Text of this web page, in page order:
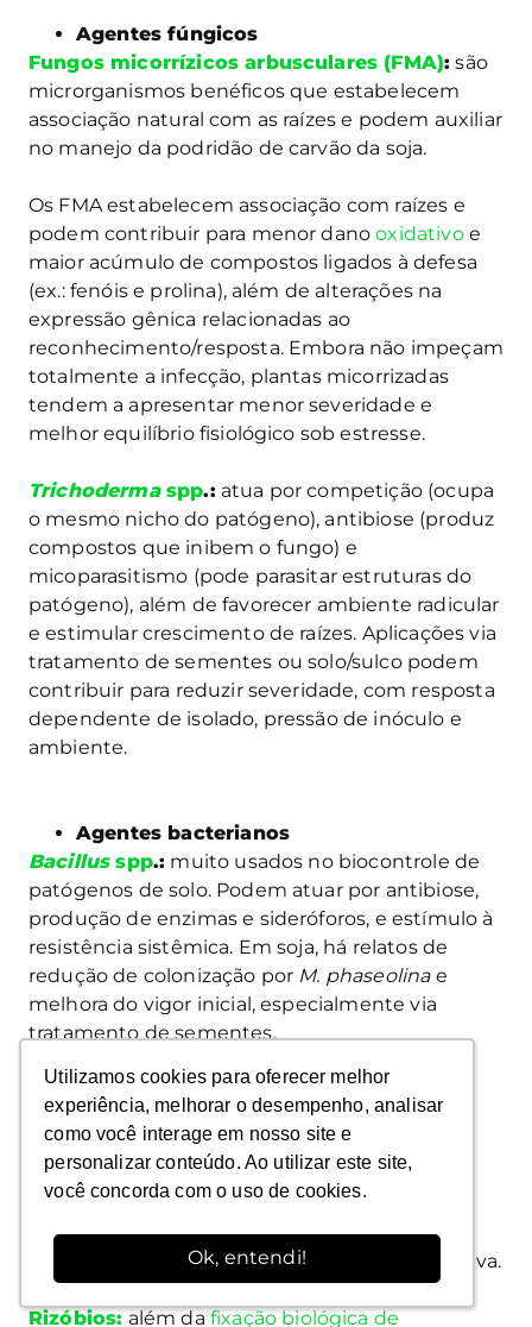
Utilizamos cookies para oferecer melhor
experiência, melhorar o desempenho, analisar
como você interage em nosso site e
personalizar conteúdo. Ao utilizar este site,
você concorda com o uso de cookies.
Ok, entendi!
Utilizamos cookies para oferecer melhor
experiência, melhorar o desempenho, analisar
como você interage em nosso site e
personalizar conteúdo. Ao utilizar este site,
você concorda com o uso de cookies.
Ok, entendi!
Agentes fúngicos
Fungos micorrízicos arbusculares (FMA): são
microrganismos benéficos que estabelecem
associação natural com as raízes e podem auxiliar
no manejo da podridão de carvão da soja.
Os FMA estabelecem associação com raízes e
podem contribuir para menor danooxidativoe
maior acúmulo de compostos ligados à defesa
(ex.: fenóis e prolina), além de alterações na
expressão gênica relacionadas ao
reconhecimento/resposta. Embora não impeçam
totalmente a infecção, plantas micorrizadas
tendem a apresentar menor severidade e
melhor equilíbrio fisiológico sob estresse.
Trichodermaspp.: atua por competição (ocupa
o mesmo nicho do patógeno), antibiose (produz
compostos que inibem o fungo) e
micoparasitismo (pode parasitar estruturas do
patógeno), além de favorecer ambiente radicular
e estimular crescimento de raízes. Aplicações via
tratamento de sementes ou solo/sulco podem
contribuir para reduzir severidade, com resposta
dependente de isolado, pressão de inóculo e
ambiente.
Agentes bacterianos
Bacillusspp.: muito usados no biocontrole de
patógenos de solo. Podem atuar por antibiose,
produção de enzimas e sideróforos, e estímulo à
resistência sistêmica. Em soja, há relatos de
redução de colonização por M. phaseolinae
melhora do vigor inicial, especialmente via
tratamento de sementes.
Pseudomonasspp.:destacam-se pela
produção de metabólitos antimicrobianos,
competição por nutrientes e indução de
resistência, além de favorecer crescimento
radicular. Resultados experimentais indicam
potencial na supressão do patógeno, com
variação conforme ambiente e microbiota nativa.
Rizóbios: além da fixação biológica de